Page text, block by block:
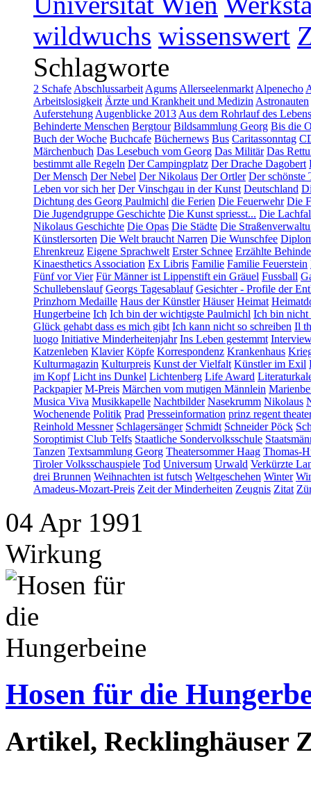
wildwuchs wissenswert
Schlagworte
2 Schafe Abschlussarbeit Agums Allerseelenmarkt Alpenecho
Arbeitslosigkeit Ärzte und Krankheit und Medizin Astronauten
Auferstehung Augenblicke 2013 Aus dem Rohrlauf des Lebens
Behinderte Menschen Bergtour Bildsammlung Georg Bis die
Buch der Woche Buchcafe Büchernews Bus Caritassonntag
Märchenbuch Das Lesebuch vom Georg Das Militär Das
bestimmt alle Regeln Der Campingplatz Der Drache Dagobert
Der Mensch Der Nebel Der Nikolaus Der Ortler Der schönste
Leben vor sich her Der Vinschgau in der Kunst Deutschland
Dichtung des Georg Paulmichl die Ferien Die Feuerwehr Die
Die Jugendgruppe Geschichte Die Kunst spriesst... Die
Nikolaus Geschichte Die Opas Die Städte Die
Künstlersorten Die Welt braucht Narren Die Wunschfee
Ehrenkreuz Eigene Sprachwelt Erster Schnee Erzählte
Kinaesthetics Association Ex Libris Familie Familie Feuerstein
Fünf vor Vier Für Männer ist Lippenstift ein Gräuel Fussball
Schullebenslauf Georgs Tagesablauf Gesichter - Profile der
Prinzhorn Medaille Haus der Künstler Häuser Heimat
Hungerbeine Ich Ich bin der wichtigste Paulmichl Ich bin nicht
Glück gehabt dass es mich gibt Ich kann nicht so schreiben Il
luogo Initiative Minderheitenjahr Ins Leben gestemmt
Katzenleben Klavier Köpfe Korrespondenz Krankenhaus
Kulturmagazin Kulturpreis Kunst der Vielfalt Künstler im Exil
im Kopf Licht ins Dunkel Lichtenberg Life Award
Packpapier M-Preis Märchen vom mutigen Männlein
Musica Viva Musikkapelle Nachtbilder Nasekrumm Nikolaus
Wochenende Politik Prad Presseinformation prinz regent
Reinhold Messner Schlagersänger Schmidt Schneider Pöck
Soroptimist Club Telfs Staatliche Sondervolksschule
Tanzen Textsammlung Georg Theatersommer Haag Thomas-
Tiroler Volksschauspiele Tod Universum Urwald Verkürzte
drei Brunnen Weihnachten ist futsch Weltgeschehen Winter
Amadeus-Mozart-Preis Zeit der Minderheiten Zeugnis Zitat
04 Apr 1991
Wirkung
Hosen für die
Artikel, Recklinghäuser